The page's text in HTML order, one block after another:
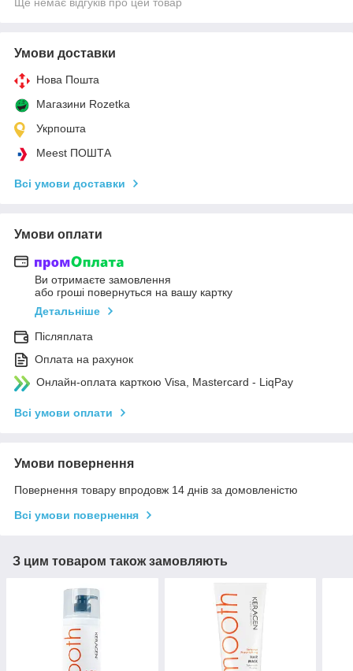
Умови доставки
Нова Пошта
Магазини Rozetka
Укрпошта
Meest ПОШТА
Всі умови доставки
Умови оплати
Ви отримаєте замовлення
або гроші повернуться на вашу картку
Детальніше
Післяплата
Оплата на рахунок
Онлайн-оплата карткою Visa, Mastercard - LiqPay
Всі умови оплати
Умови повернення
Повернення товару впродовж 14 днів за домовленістю
Всі умови повернення
З цим товаром також замовляють